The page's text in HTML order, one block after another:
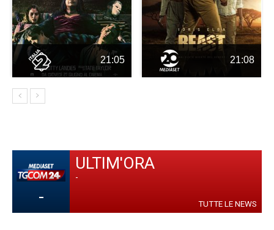
21:05 21:08
-
ULTIM'ORA
-
TUTTE LE NEWS